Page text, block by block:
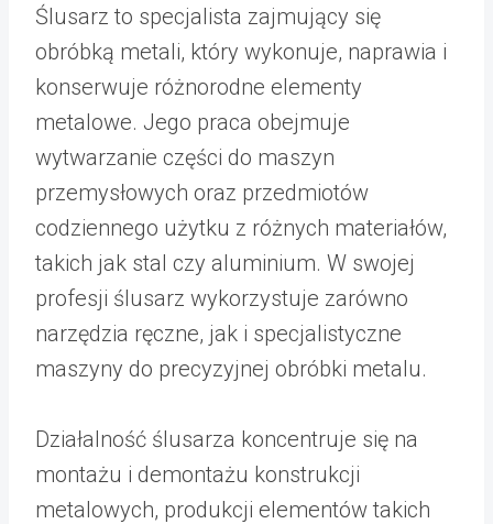
Ślusarz to specjalista zajmujący się
obróbką metali, który wykonuje, naprawia i
konserwuje różnorodne elementy
metalowe. Jego praca obejmuje
wytwarzanie części do maszyn
przemysłowych oraz przedmiotów
codziennego użytku z różnych materiałów,
takich jak stal czy aluminium. W swojej
profesji ślusarz wykorzystuje zarówno
narzędzia ręczne, jak i specjalistyczne
maszyny do precyzyjnej obróbki metalu.
Działalność ślusarza koncentruje się na
montażu i demontażu konstrukcji
metalowych, produkcji elementów takich